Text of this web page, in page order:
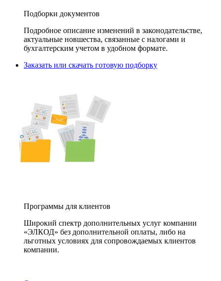
Подборки документов
Подробное описание изменений в законодательстве,
актуальные новшества, связанные с налогами и
бухгалтерским учетом в удобном формате.
Заказать или скачать готовую подборку
Программы для клиентов
Широкий спектр дополнительных услуг компании
«ЭЛКОД» без дополнительной оплаты, либо на
льготных условиях для сопровождаемых клиентов
компании.